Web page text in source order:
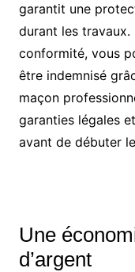
garantit une
durant les
conformité, vous
être indemnisé
maçon
garanties légales
avant de débuter
Une
d’argent